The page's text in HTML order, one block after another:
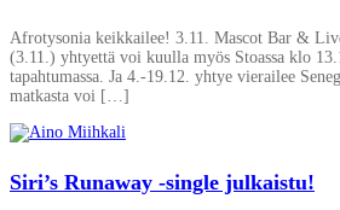
Afrotysonia keikkailee! 3.11. Mascot Bar &
(3.11.) yhtyettä voi kuulla myös Stoassa klo
tapahtumassa. Ja 4.-19.12. yhtye vierailee
matkasta voi […]
Siri’s Runaway -single julkaistu!